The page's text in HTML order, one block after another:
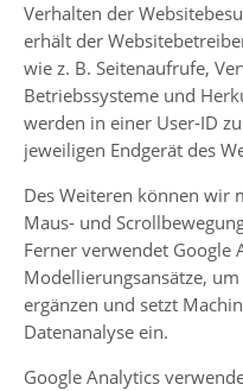
Verhalten der
erhält der
wie z. B. Seitenaufrufe,
Betriebssysteme und
werden in einer User-ID
jeweiligen Endgerät des
Des Weiteren können wir
Maus- und
Ferner verwendet Google
Modellierungsansätze,
ergänzen und setzt
Datenanalyse ein.
Google Analytics